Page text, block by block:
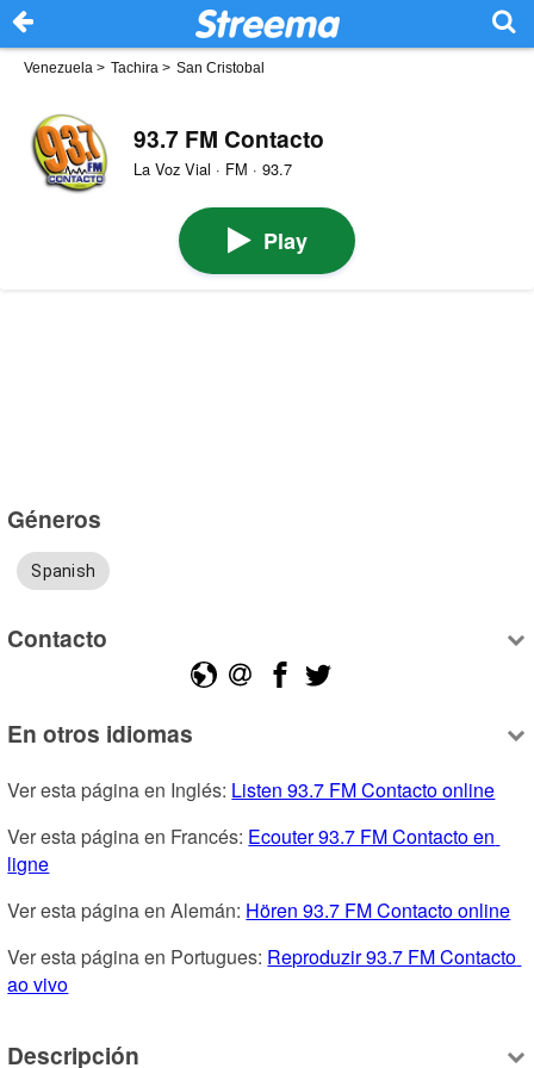
Venezuela > Tachira > San Cristobal
93.7 FM Contacto
La Voz Vial · FM · 93.7
Play
Géneros
Spanish
Contacto
En otros idiomas
Ver esta página en Inglés: Listen 93.7 FM Contacto online
Ver esta página en Francés: Ecouter 93.7 FM Contacto en
ligne
Ver esta página en Alemán: Hören 93.7 FM Contacto online
Ver esta página en Portugues: Reproduzir 93.7 FM Contacto
ao vivo
Descripción